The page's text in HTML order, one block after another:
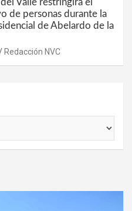
de personas durante la
de Abelardo de la
Redacción NVC